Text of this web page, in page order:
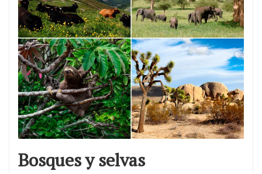
Bosques y selvas